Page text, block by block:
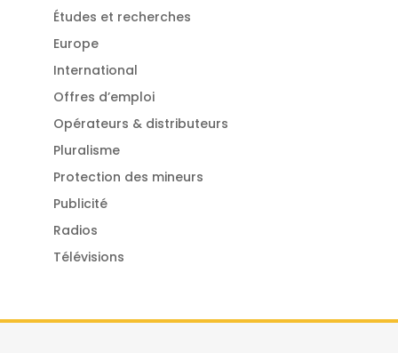
Études et recherches
Europe
International
Offres d’emploi
Opérateurs & distributeurs
Pluralisme
Protection des mineurs
Publicité
Radios
Télévisions